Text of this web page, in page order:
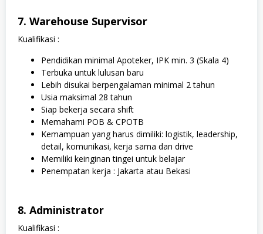
7. Warehouse Supervisor
Kualifikasi :
Pendidikan minimal Apoteker, IPK min. 3 (Skala 4)
Terbuka untuk lulusan baru
Lebih disukai berpengalaman minimal 2 tahun
Usia maksimal 28 tahun
Siap bekerja secara shift
Memahami POB & СРОТВ
Kemampuan yang harus dimiliki: logistik, leadership,
detail, komunikasi, kerja sama dan drive
Memiliki keinginan tingei untuk belajar
Penempatan kerja : Jakarta atau Bekasi
8. Administrator
Kualifikasi :